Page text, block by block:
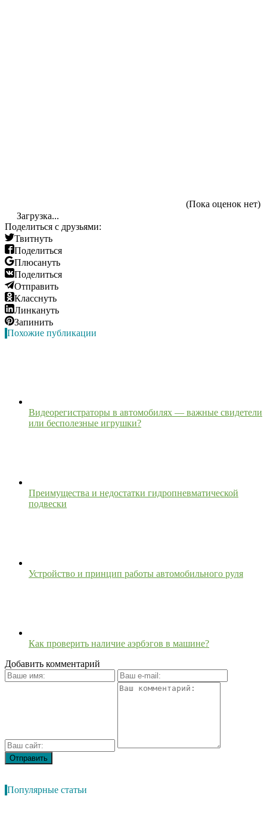
(Пока оценок нет)
Загрузка...
Поделиться с друзьями:
Твитнуть
Поделиться
Плюсануть
Поделиться
Отправить
Класснуть
Линкануть
Запинить
Похожие публикации
Видеорегистраторы в автомобилях — важные свидетели
или бесполезные игрушки?
Преимущества и недостатки гидропневматической
подвески
Устройство и принцип работы автомобильного руля
Как проверить наличие аэрбэгов в машине?
Добавить комментарий
Популярные статьи